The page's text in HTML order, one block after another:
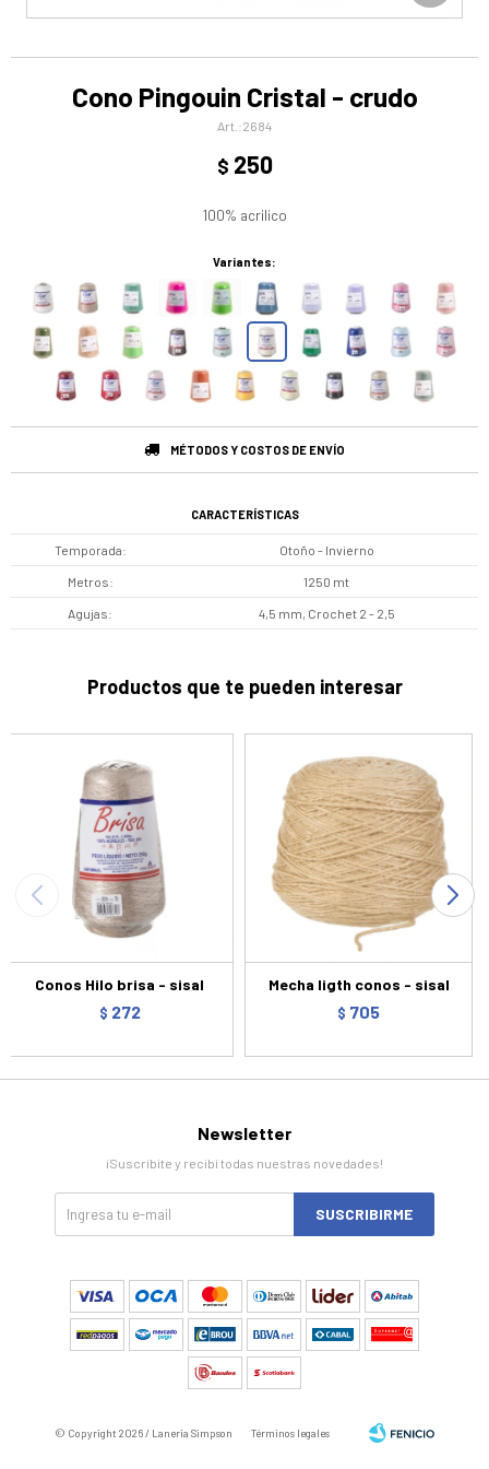
Cono Pingouin Cristal - crudo
2684
$ 250
100% acrilico
Variantes:
MÉTODOS Y COSTOS DE ENVÍO
CARACTERÍSTICAS
Temporada Otoño - Invierno
Metros 1250 mt
Agujas 4,5 mm, Crochet 2 - 2,5
Productos que te pueden interesar
Conos Hilo brisa - sisal
$ 272
Mecha ligth conos - sisal
$ 705
Newsletter
¡Suscribite y recibí todas nuestras novedades!
SUSCRIBIRME
© Copyright 2026 / Laneria Simpson Términos legales